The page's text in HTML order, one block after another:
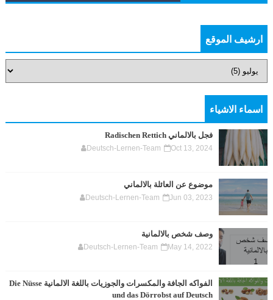
ارشيف الموقع
اسماء الاشياء
فجل بالالماني Radischen Rettich
Deutsch-Lernen-Team Oct 13, 2024
موضوع عن العائلة بالالماني
Deutsch-Lernen-Team Jun 03, 2023
وصف شخص بالالمانية
Deutsch-Lernen-Team May 14, 2022
الفواكه الجافة والمكسرات والجوزيات باللغة الالمانية Die Nüsse
und das Dörrobst auf Deutsch